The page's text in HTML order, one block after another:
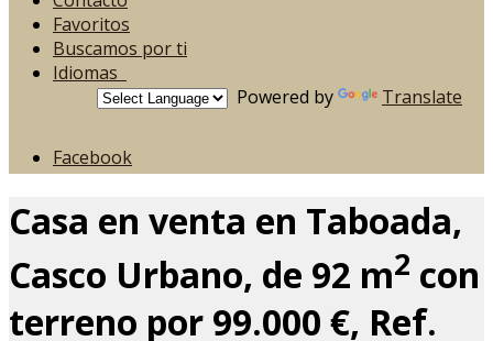
Favoritos
Buscamos por ti
Idiomas
Powered by
Translate
Facebook
Casa en venta en Taboada,
Casco Urbano, de 92 m2 con
terreno por 99.000 €, Ref.